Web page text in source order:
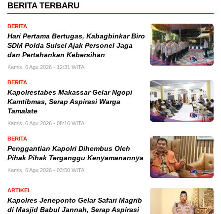
BERITA TERBARU
BERITA
Hari Pertama Bertugas, Kabagbinkar Biro
SDM Polda Sulsel Ajak Personel Jaga
dan Pertahankan Kebersihan
Kamis, 6 Agu 2026 - 12:31 WITA
BERITA
Kapolrestabes Makassar Gelar Ngopi
Kamtibmas, Serap Aspirasi Warga
Tamalate
Kamis, 6 Agu 2026 - 08:16 WITA
BERITA
Penggantian Kapolri Dihembus Oleh
Pihak Pihak Terganggu Kenyamanannya
Kamis, 6 Agu 2026 - 03:50 WITA
ARTIKEL
Kapolres Jeneponto Gelar Safari Magrib
di Masjid Babul Jannah, Serap Aspirasi